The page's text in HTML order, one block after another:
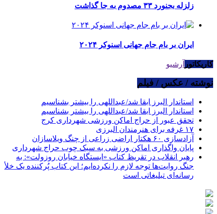
زلزله بجنورد ۳۳ مصدوم به جا گذاشت
ایران بر بام جام جهانی اسنوکر ۲۰۲۴
کاریکاتور آرشیو
نوشته / عکس / فیلم
استاندار البرز ابقا شد/عبداللهی را بیشتر بشناسیم
استاندار البرز ابقا شد/عبداللهی را بیشتر بشناسیم
تحقق عبور از حراج اماکن ورزشی شهرداری کرج
۱۷ غرفه برای هنرمندان البرزی
آزادسازی ۶۰ هکتار اراضی زراعی از چنگ ویلاسازان
پایان واگذاری اماکن ورزشی به سبک چوب حراج شهرداری
رهبر انقلاب در تقریظ کتاب «ایستگاه خیابان روزولت»: به
جنگ روایت‌ها توجه لازم را نکرده‌ایم؛ این کتاب پُرکننده‌ یک خلأ
رسانه‌ای تبلیغاتی است